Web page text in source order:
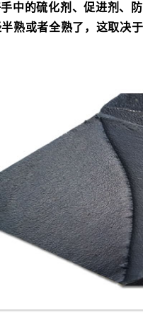
中的硫化剂、促进剂、
熟或者全熟了，这取决